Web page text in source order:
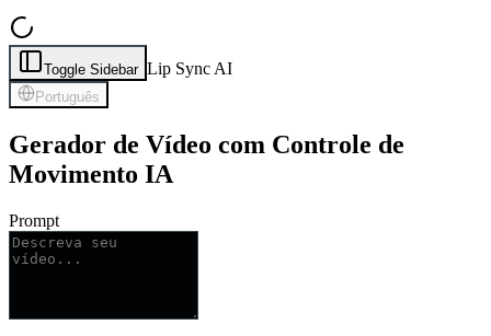
Toggle Sidebar Lip Sync AI
Português
Gerador de Vídeo com Controle de
Movimento IA
Prompt